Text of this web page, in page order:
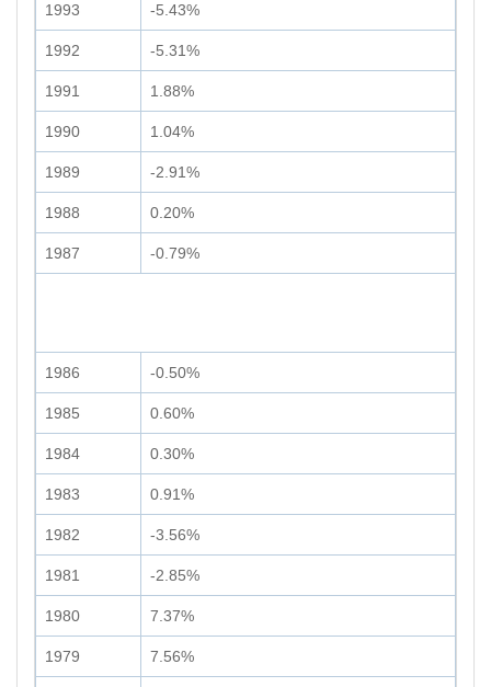
1993 -5.43%
1992 -5.31%
1991 1.88%
1990 1.04%
1989 -2.91%
1988 0.20%
1987 -0.79%
1986 -0.50%
1985 0.60%
1984 0.30%
1983 0.91%
1982 -3.56%
1981 -2.85%
1980 7.37%
1979 7.56%